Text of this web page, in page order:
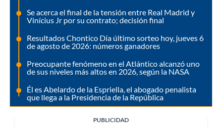
Se acerca el final de la tensión entre Real Madrid y
Vinícius Jr por su contrato; decisión final
Resultados Chontico Día último sorteo hoy, jueves 6
de agosto de 2026: números ganadores
Preocupante fenómeno en el Atlántico alcanzó uno
de sus niveles más altos en 2026, según la NASA
Él es Abelardo de la Espriella, el abogado penalista
que llega a la Presidencia de la República
PUBLICIDAD